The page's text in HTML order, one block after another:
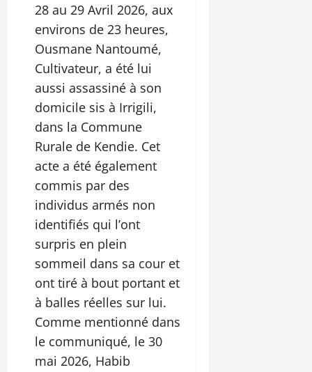
28 au 29 Avril 2026, aux
environs de 23 heures,
Ousmane Nantoumé,
Cultivateur, a été lui
aussi assassiné à son
domicile sis à Irrigili,
dans la Commune
Rurale de Kendie. Cet
acte a été également
commis par des
individus armés non
identifiés qui l’ont
surpris en plein
sommeil dans sa cour et
ont tiré à bout portant et
à balles réelles sur lui.
Comme mentionné dans
le communiqué, le 30
mai 2026, Habib